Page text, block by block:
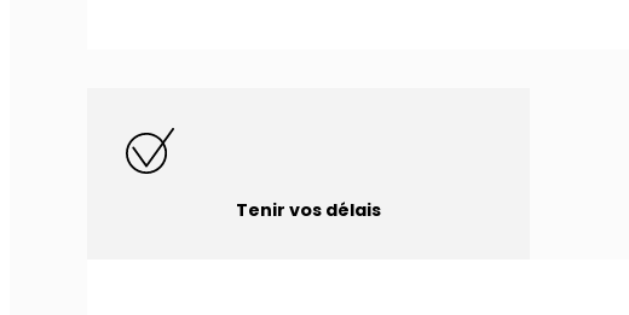
Tenir vos délais